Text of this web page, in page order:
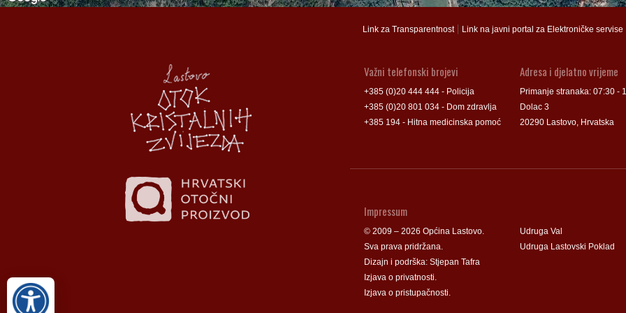
Link za Transparentnost| Link na javni portal za Elektroničke servise
Adresa i djelatno vrijeme
Primanje stranaka: 07:30 -
Dolac 3
20290 Lastovo, Hrvatska
Važni telefonski brojevi
+385 (0)20 444 444 - Policija
+385 (0)20 801 034 - Dom zdravlja
+385 194 - Hitna medicinska pomoć
Udruga Val
Udruga Lastovski Poklad
Impressum
© 2009 – 2026 Općina Lastovo.
Sva prava pridržana.
Dizajn i podrška: Stjepan Tafra
Izjava o privatnosti.
Izjava o pristupačnosti.